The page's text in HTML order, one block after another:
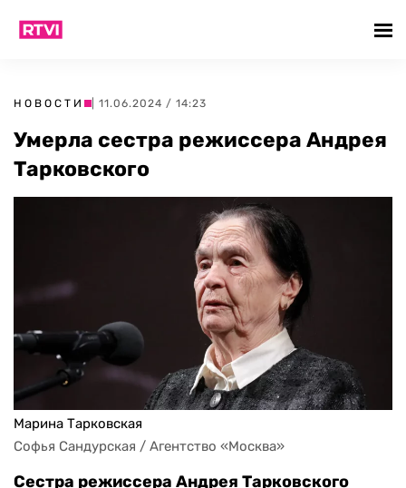
НОВОСТИ | 11.06.2024 / 14:23
Умерла сестра режиссера Андрея
Тарковского
Марина Тарковская
Софья Сандурская / Агентство «Москва»
Сестра режиссера Андрея Тарковского